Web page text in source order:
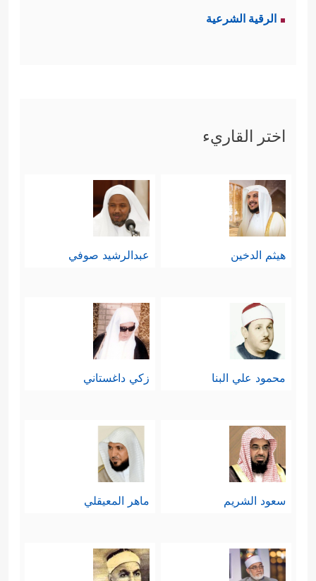
الرقية الشرعية
اختر القاريء
هيثم الدخين عبدالرشيد صوفي
محمود علي البنا زكي داغستاني
سعود الشريم ماهر المعيقلي